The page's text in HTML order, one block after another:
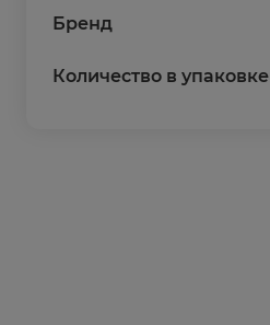
Бренд
Количество в упаковке